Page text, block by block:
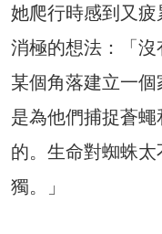
她爬行時感到又
消極的想法：「
某個角落建立一
是為他們捕捉蒼
的。生命對蜘蛛
獨。」